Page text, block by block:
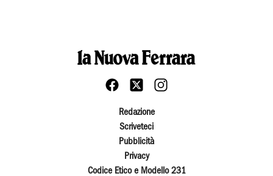
Redazione
Scriveteci
Pubblicità
Privacy
Codice Etico e Modello 231